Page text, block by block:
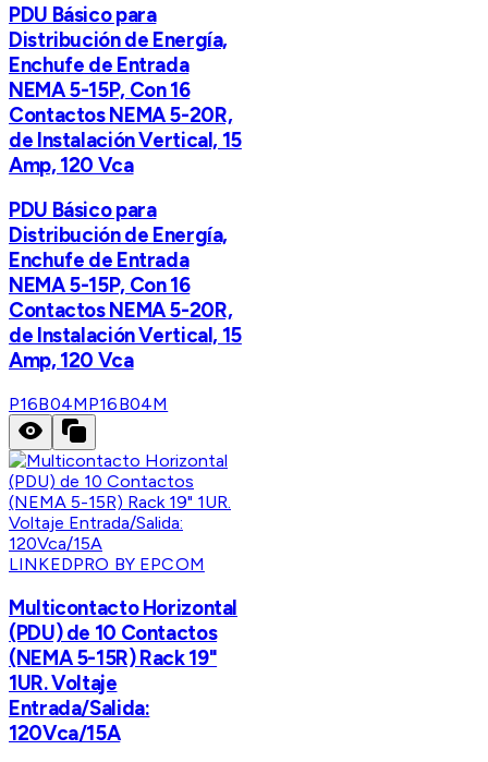
PDU Básico para
Distribución de Energía,
Enchufe de Entrada
NEMA 5-15P, Con 16
Contactos NEMA 5-20R,
de Instalación Vertical, 15
Amp, 120 Vca
PDU Básico para
Distribución de Energía,
Enchufe de Entrada
NEMA 5-15P, Con 16
Contactos NEMA 5-20R,
de Instalación Vertical, 15
Amp, 120 Vca
P16B04MP16B04M
LINKEDPRO BY EPCOM
Multicontacto Horizontal
(PDU) de 10 Contactos
(NEMA 5-15R) Rack 19"
1UR. Voltaje
Entrada/Salida:
120Vca/15A